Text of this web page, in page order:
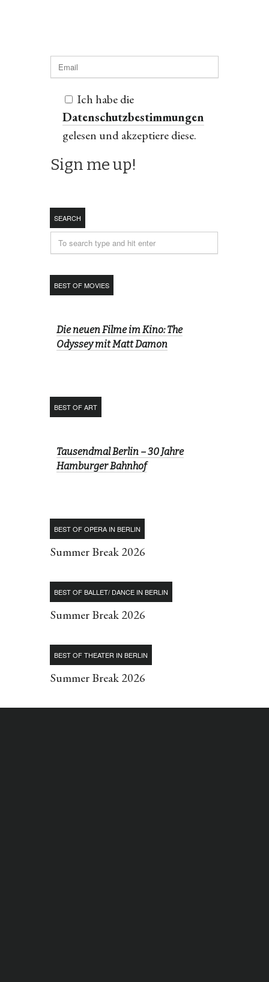
Ich habe die
Datenschutzbestimmungen
gelesen und akzeptiere diese.
SEARCH
BEST OF MOVIES
Die neuen Filme im Kino: The
Odyssey mit Matt Damon
BEST OF ART
Tausendmal Berlin – 30 Jahre
Hamburger Bahnhof
BEST OF OPERA IN BERLIN
Summer Break 2026
BEST OF BALLET/ DANCE IN BERLIN
Summer Break 2026
BEST OF THEATER IN BERLIN
Summer Break 2026